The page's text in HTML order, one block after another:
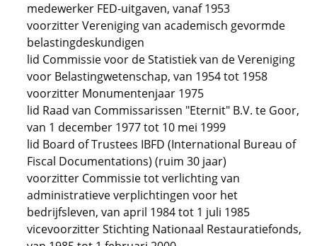
medewerker FED-uitgaven, vanaf 1953
voorzitter Vereniging van academisch gevormde
belastingdeskundigen
lid Commissie voor de Statistiek van de Vereniging
voor Belastingwetenschap, van 1954 tot 1958
voorzitter Monumentenjaar 1975
lid Raad van Commissarissen "Eternit" B.V. te Goor,
van 1 december 1977 tot 10 mei 1999
lid Board of Trustees IBFD (International Bureau of
Fiscal Documentations) (ruim 30 jaar)
voorzitter Commissie tot verlichting van
administratieve verplichtingen voor het
bedrijfsleven, van april 1984 tot 1 juli 1985
vicevoorzitter Stichting Nationaal Restauratiefonds,